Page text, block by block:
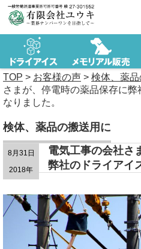
TOP > お客様の声 > 検体、薬
さまが、停電時の薬品保存に
なりました。
検体、薬品の搬送用に
8月31日
2018年
電気工事の会社さ
弊社のドライアイ